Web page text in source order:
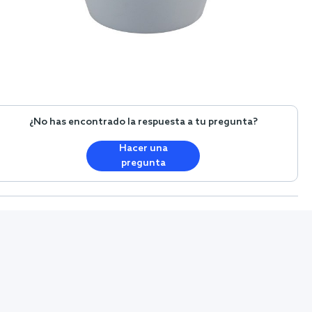
¿No has encontrado la respuesta a tu pregunta?
Hacer una
pregunta